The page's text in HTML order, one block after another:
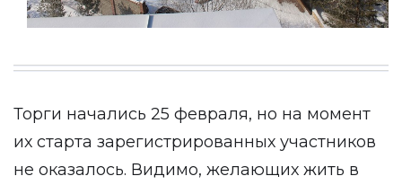
Торги начались 25 февраля, но на момент
их старта зарегистрированных участников
не оказалось. Видимо, желающих жить в